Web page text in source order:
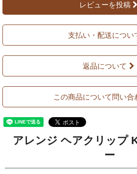
レビューを投稿
支払い・配送につい
返品について
この商品について問い合
アレンジ ヘアクリップ
ー